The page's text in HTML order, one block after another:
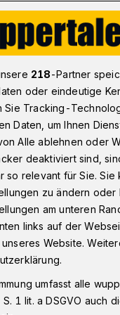
für
für das
für Abkühlung,
Freibad mit
218-Partner
oder eindeutige
Sie Tracking-
Daten, um Ihnen
Alle ablehnen oder
deaktiviert sind,
so relevant für Sie.
zu ändern
am unteren
links auf der
Website.
umfasst alle
1 lit. a DSGVO auch